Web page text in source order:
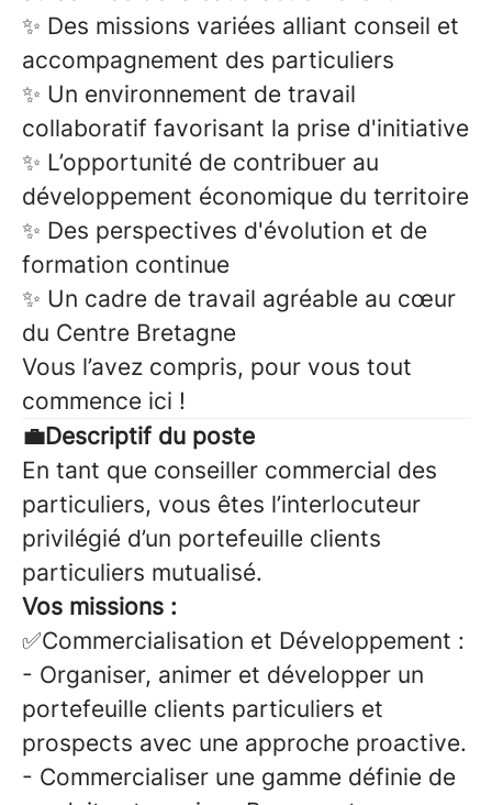
✨ Des missions variées alliant conseil et
accompagnement des particuliers
✨ Un environnement de travail
collaboratif favorisant la prise d'initiative
✨ L’opportunité de contribuer au
développement économique du territoire
✨ Des perspectives d'évolution et de
formation continue
✨ Un cadre de travail agréable au cœur
du Centre Bretagne
Vous l’avez compris, pour vous tout
commence ici !
💼Descriptif du poste
En tant que conseiller commercial des
particuliers, vous êtes l’interlocuteur
privilégié d’un portefeuille clients
particuliers mutualisé.
Vos missions :
✅Commercialisation et Développement :
- Organiser, animer et développer un
portefeuille clients particuliers et
prospects avec une approche proactive.
- Commercialiser une gamme définie de